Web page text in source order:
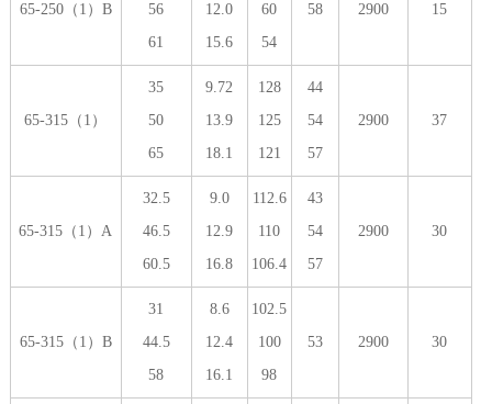
65-250（1）B
56
61
12.0
15.6
60
54
58 2900 15
65-315（1）
35
50
65
9.72
13.9
18.1
128
125
121
44
54
57
2900 37
65-315（1）A
32.5
46.5
60.5
9.0
12.9
16.8
112.6
110
106.4
43
54
57
2900 30
65-315（1）B
31
44.5
58
8.6
12.4
16.1
102.5
100
98
53 2900 30